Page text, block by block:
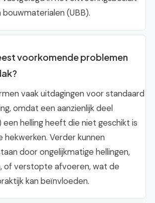
(UBB).
voorkomende problemen
vaak uitdagingen voor standaard
omdat een aanzienlijk deel
helling heeft die niet geschikt is
Verder kunnen
door ongelijkmatige hellingen,
of verstopte afvoeren, wat de
kan beïnvloeden.